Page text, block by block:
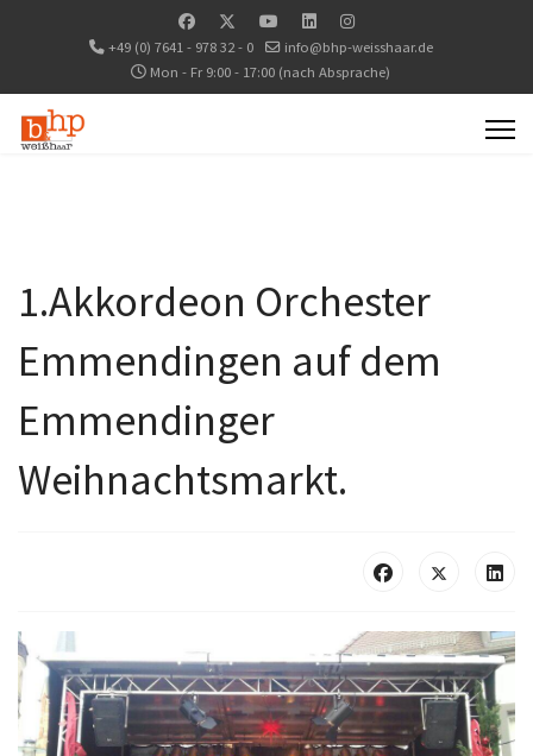
+49 (0) 7641 - 978 32 - 0
info@bhp-weisshaar.de
Mon - Fr 9:00 - 17:00 (nach Absprache)
1.Akkordeon Orchester
Emmendingen auf dem
Emmendinger
Weihnachtsmarkt.